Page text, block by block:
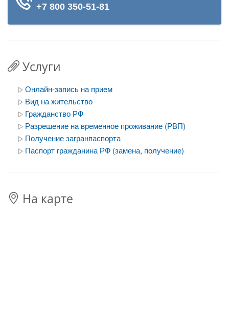
Услуги
Онлайн-запись на прием
Вид на жительство
Гражданство РФ
Разрешение на временное проживание (РВП)
Получение загранпаспорта
Паспорт гражданина РФ (замена, получение)
На карте